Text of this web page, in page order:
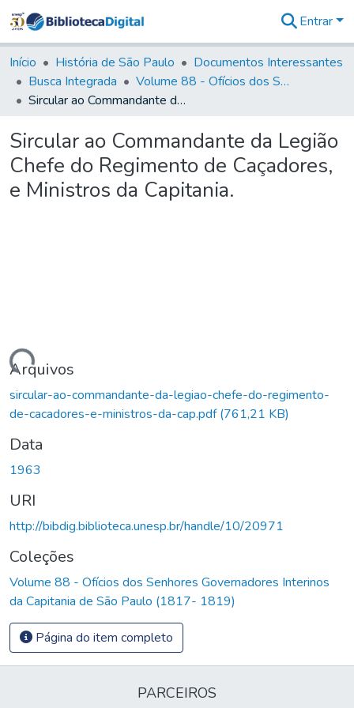
&
Coleções
Tudo na
Biblioteca
Estatísticas
Entrar
Início História de São Paulo
Documentos Interessantes
Busca Integrada
Volume 88 - Ofícios dos Senhores Governadores Interinos da Capitania de São Paulo (1817- 1819)
Sircular ao Commandante da Legião Chefe do Regimento de Caçadores, e Ministros da Capitania.
Sircular ao Commandante da Legião
Chefe do Regimento de Caçadores,
e Ministros da Capitania.
Arquivos
sircular-ao-commandante-da-legiao-chefe-do-regimento-
de-cacadores-e-ministros-da-cap.pdf(761,21 KB)
Data
1963
URI
http://bibdig.biblioteca.unesp.br/handle/10/20971
Coleções
Volume 88 - Ofícios dos Senhores Governadores Interinos
da Capitania de São Paulo (1817- 1819)
Página do item completo
PARCEIROS